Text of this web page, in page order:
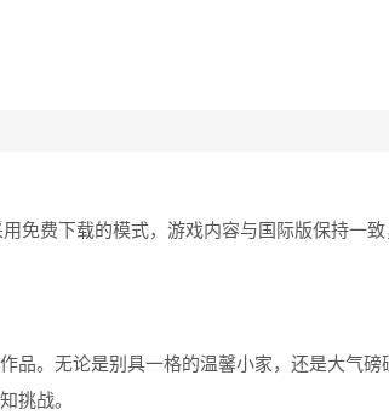
免费下载的模式，游戏内容与国际版保持一
。无论是别具一格的温馨小家，还是大气磅
挑战。